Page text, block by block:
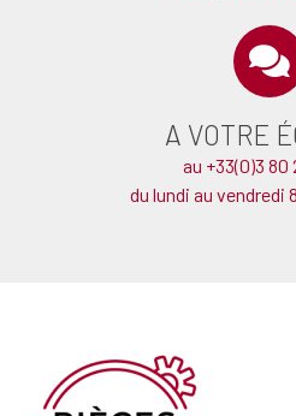
A VOTRE
au +33(0)3 80
du lundi au vendredi